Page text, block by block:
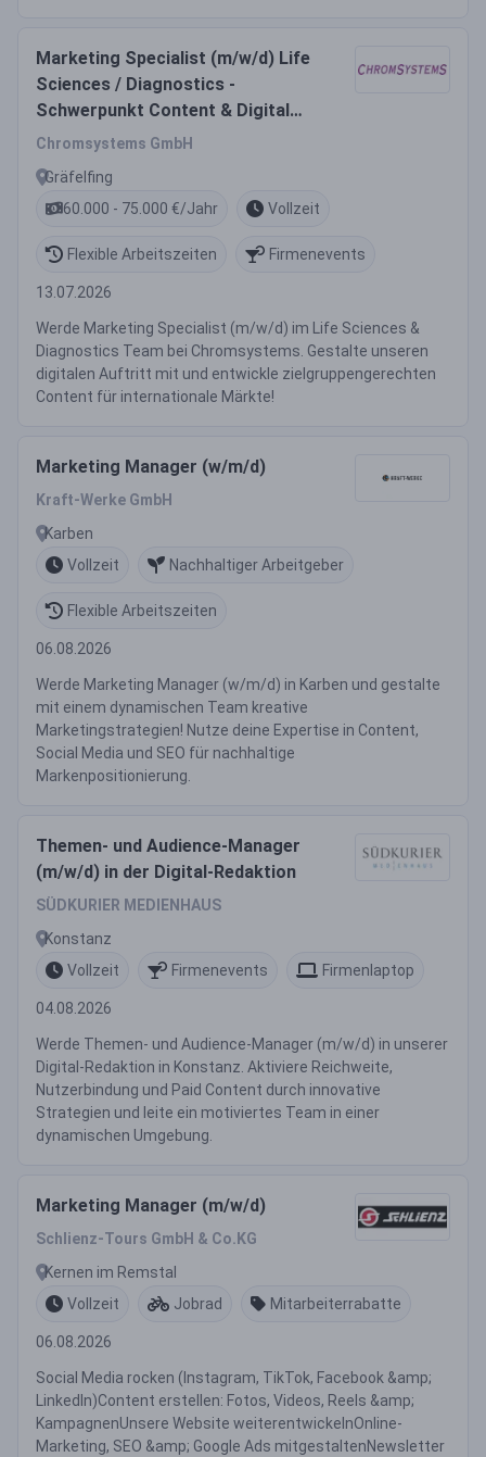
Marketing Specialist (m/w/d) Life
Sciences / Diagnostics -
Schwerpunkt Content & Digital
Marketing
Chromsystems GmbH
Gräfelfing
60.000 - 75.000 €/Jahr
Vollzeit
Flexible Arbeitszeiten Firmenevents
13.07.2026
Werde Marketing Specialist (m/w/d) im Life Sciences &
Diagnostics Team bei Chromsystems. Gestalte unseren
digitalen Auftritt mit und entwickle zielgruppengerechten
Content für internationale Märkte!
Marketing Manager (w/m/d)
Kraft-Werke GmbH
Karben
Vollzeit
Nachhaltiger Arbeitgeber
Flexible Arbeitszeiten
06.08.2026
Werde Marketing Manager (w/m/d) in Karben und gestalte
mit einem dynamischen Team kreative
Marketingstrategien! Nutze deine Expertise in Content,
Social Media und SEO für nachhaltige
Markenpositionierung.
Themen- und Audience-Manager
(m/w/d) in der Digital-Redaktion
SÜDKURIER MEDIENHAUS
Konstanz
Vollzeit
Firmenevents Firmenlaptop
04.08.2026
Werde Themen- und Audience-Manager (m/w/d) in unserer
Digital-Redaktion in Konstanz. Aktiviere Reichweite,
Nutzerbindung und Paid Content durch innovative
Strategien und leite ein motiviertes Team in einer
dynamischen Umgebung.
Marketing Manager (m/w/d)
Schlienz-Tours GmbH & Co.KG
Kernen im Remstal
Vollzeit
Jobrad Mitarbeiterrabatte
06.08.2026
Social Media rocken (Instagram, TikTok, Facebook &amp;
LinkedIn)Content erstellen: Fotos, Videos, Reels &amp;
KampagnenUnsere Website weiterentwickelnOnline-
Marketing, SEO &amp; Google Ads mitgestaltenNewsletter